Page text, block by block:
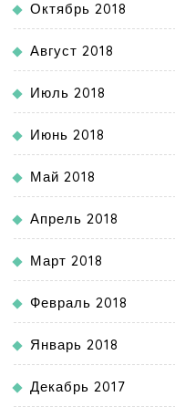
Октябрь 2018
Август 2018
Июль 2018
Июнь 2018
Май 2018
Апрель 2018
Март 2018
Февраль 2018
Январь 2018
Декабрь 2017